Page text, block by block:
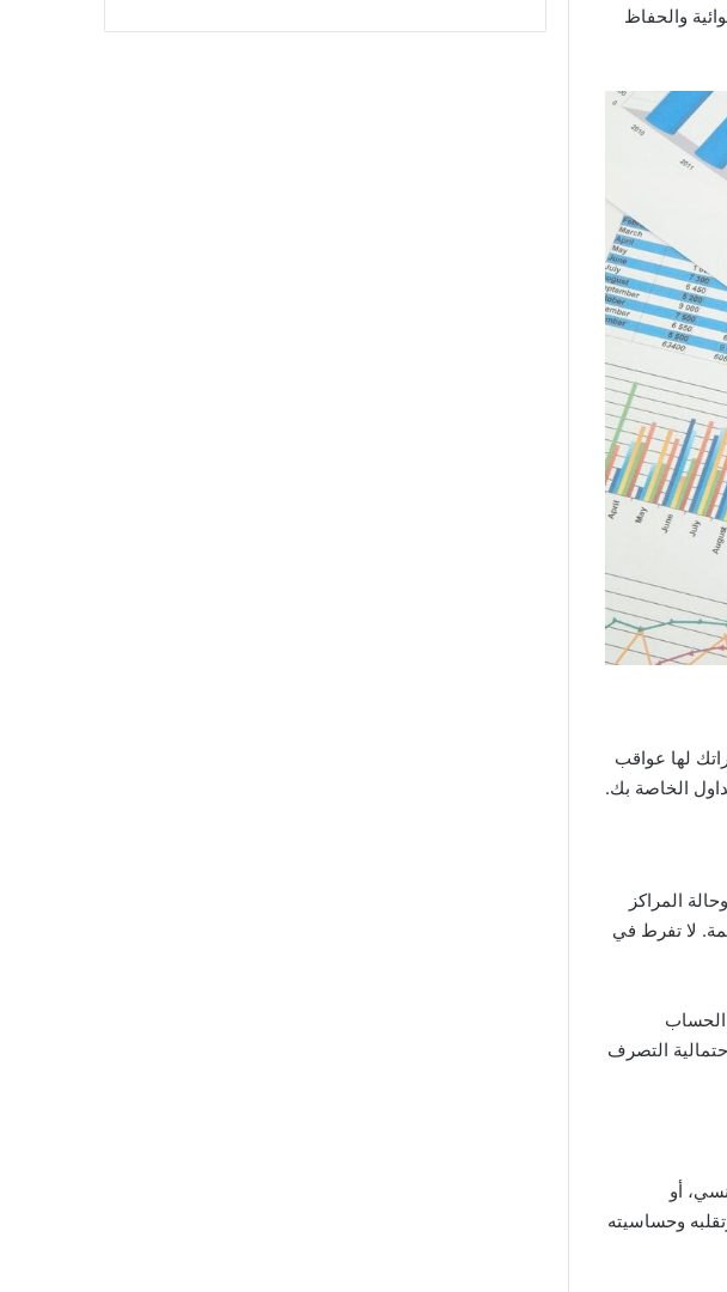
والحفاظ
لها عواقب
الخاصة بك.
المراكز
لا تفرط في
الحساب
التصرف
أو
وحساسيته